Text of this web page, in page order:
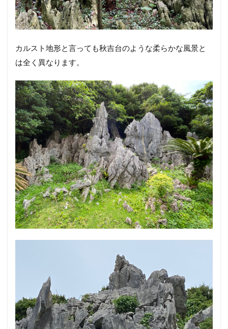
カルスト地形と言っても秋吉台のような柔らかな風景と
は全く異なります。